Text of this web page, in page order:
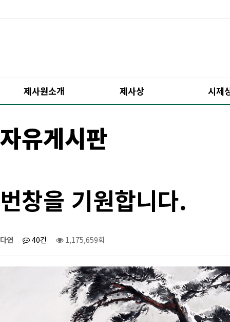
제사원소개 제사상 시제
자유게시판
번창을 기원합니다.
다연 40건 1,175,659회